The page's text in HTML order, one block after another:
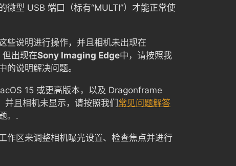
微型 USB 端口（标有“MULTI”）才能正常使
些说明进行操作，并且相机未出现在
出现在Sony Imaging Edge中，请按照我
的说明解决问题。
15 或更高版本，以及 Dragonframe
且相机未显示，请按照我们 常见问题解答
。.
作区来调整相机曝光设置、检查焦点并进行